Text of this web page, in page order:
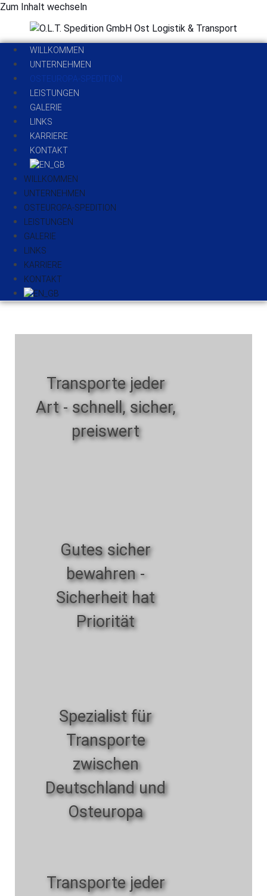
Zum Inhalt wechseln
WILLKOMMEN
UNTERNEHMEN
OSTEUROPA-SPEDITION
LEISTUNGEN
GALERIE
LINKS
KARRIERE
KONTAKT
WILLKOMMEN
UNTERNEHMEN
OSTEUROPA-SPEDITION
LEISTUNGEN
GALERIE
LINKS
KARRIERE
KONTAKT
Transporte jeder
Art - schnell, sicher,
preiswert
Gutes sicher
bewahren -
Sicherheit hat
Priorität
Spezialist für
Transporte
zwischen
Deutschland und
Osteuropa
Transporte jeder